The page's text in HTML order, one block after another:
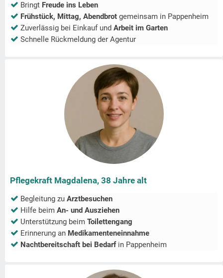
Bringt Freude ins Leben
Frühstück, Mittag, Abendbrot gemeinsam in Pappenheim
Zuverlässig bei Einkauf und Arbeit im Garten
Schnelle Rückmeldung der Agentur
Pflegekraft Magdalena, 38 Jahre alt
Begleitung zu Arztbesuchen
Hilfe beim An- und Ausziehen
Unterstützung beim Toilettengang
Erinnerung an Medikamenteneinnahme
Nachtbereitschaft bei Bedarfin Pappenheim